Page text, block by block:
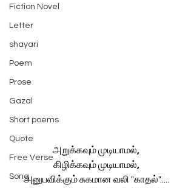
Fiction Novel
Letter
shayari
Poem
Prose
Gazal
Short poems
Quote
Free Verse
Song
அறுக்கவும் முடியாமல்,
கிழிக்கவும் முடியாமல்,
அனுபவிக்கும் சுகமான வலி "காதல்".....